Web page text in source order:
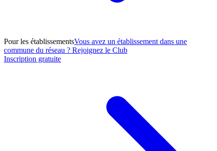
Pour les établissementsVous avez un établissement dans une
commune du réseau ? Rejoignez le Club
Inscription gratuite